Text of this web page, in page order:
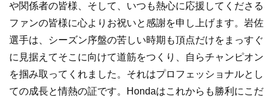
や関係者の皆様、そして、いつも熱心に応援してくださる
ファンの皆様に心よりお祝いと感謝を申し上げます。岩佐
選手は、シーズン序盤の苦しい時期も頂点だけをまっすぐ
に見据えてそこに向けて道筋をつくり、自らチャンピオン
を掴み取ってくれました。それはプロフェッショナルとし
ての成長と情熱の証です。Hondaはこれからも勝利にこだ